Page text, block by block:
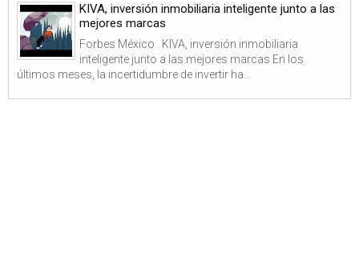
KIVA, inversión inmobiliaria inteligente junto a las
mejores marcas
Forbes México . KIVA, inversión inmobiliaria
inteligente junto a las mejores marcas En los
últimos meses, la incertidumbre de invertir ha...